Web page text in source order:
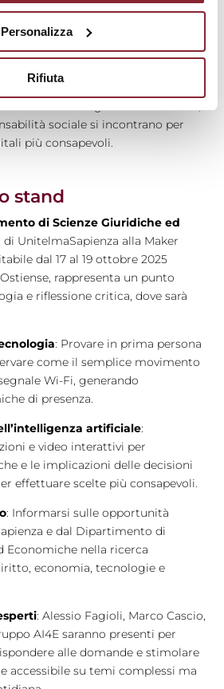
Personalizza
Rifiuta
il gruppo AI4E stimola un
artificiale, favorendo
della tecnologia e proponendo
sociale si incontrano per
più consapevoli.
stand
di Scienze Giuridiche ed
di UnitelmaSapienza alla Maker
dal 17 al 19 ottobre 2025
rappresenta un punto
e riflessione critica, dove sarà
: Provare in prima persona
come il semplice movimento
Wi-Fi, generando
di presenza.
artificiale:
e video interattivi per
e le implicazioni delle decisioni
effettuare scelte più consapevoli.
: Informarsi sulle opportunità
e dal Dipartimento di
Economiche nella ricerca
economia, tecnologie e
: Alessio Fagioli, Marco Cascio,
AI4E saranno presenti per
alle domande e stimolare
accessibile su temi complessi ma